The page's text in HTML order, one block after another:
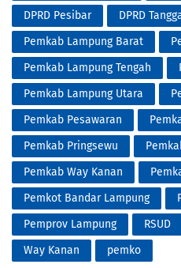
DPRD Pesibar
DPRD
Pemkab Lampung Barat
Pemkab Lampung Tengah
Pemkab Lampung Utara
Pemkab Pesawaran
Pemkab Pringsewu
Pemkab Way Kanan
Pemkot Bandar Lampung
Pemprov Lampung
RSUD
Way Kanan
pemko